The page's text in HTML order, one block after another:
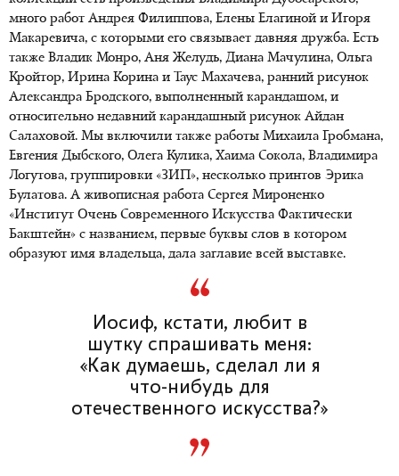
много работ Андрея Филиппова, Елены Елагиной и Игоря
Макаревича, с которыми его связывает давняя дружба. Есть
также Владик Монро, Аня Желудь, Диана Мачулина, Ольга
Кройтор, Ирина Корина и Таус Махачева, ранний рисунок
Александра Бродского, выполненный карандашом, и
относительно недавний карандашный рисунок Айдан
Салаховой. Мы включили также работы Михаила Гробмана,
Евгения Дыбского, Олега Кулика, Хаима Сокола, Владимира
Логутова, группировки «ЗИП», несколько принтов Эрика
Булатова. А живописная работа Сергея Мироненко
«Институт Очень Современного Искусства Фактически
Бакштейн» с названием, первые буквы слов в котором
образуют имя владельца, дала заглавие всей выставке.
Иосиф, кстати, любит в
шутку спрашивать меня:
«Как думаешь, сделал ли я
что-нибудь для
отечественного искусства?»